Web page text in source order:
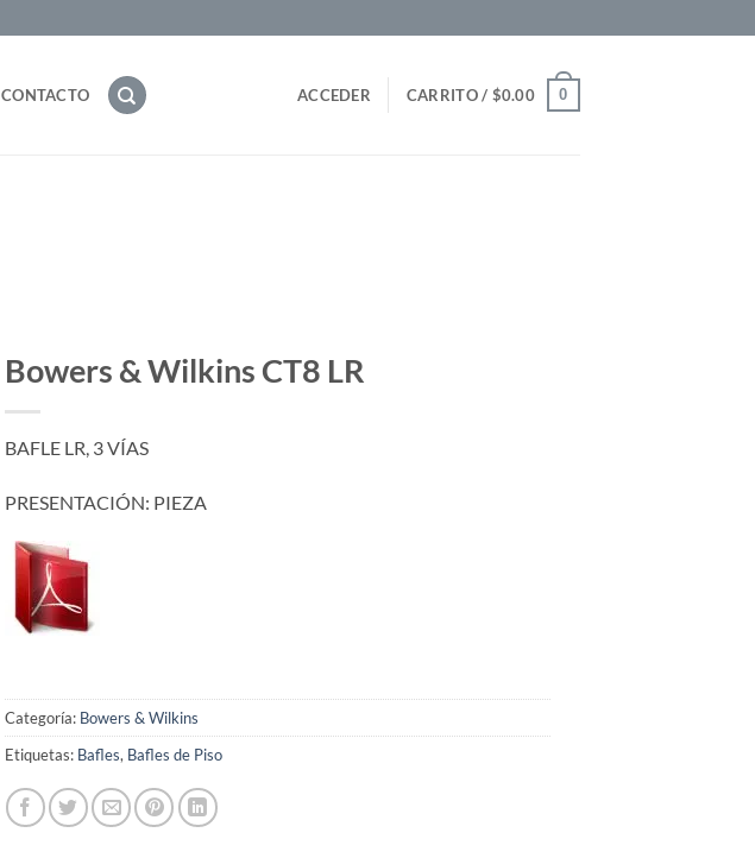
CONTACTO ACCEDER CARRITO / $0.00 0
Bowers & Wilkins CT8 LR
BAFLE LR, 3 VÍAS
PRESENTACIÓN: PIEZA
Categoría: Bowers & Wilkins
Etiquetas: Bafles, Bafles de Piso